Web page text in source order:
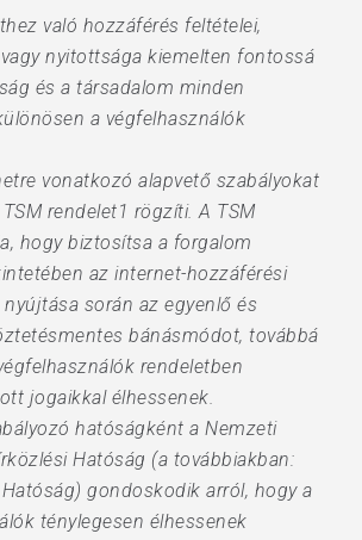
való hozzáférés feltételei,
nyitottsága kiemelten fontossá
és a társadalom minden
a végfelhasználók
vonatkozó alapvető szabályokat
rendelet1 rögzíti. A TSM
hogy biztosítsa a forgalom
az internet-hozzáférési
során az egyenlő és
bánásmódot, továbbá
rendeletben
jogaikkal élhessenek.
hatóságként a Nemzeti
Hatóság (a továbbiakban:
gondoskodik arról, hogy a
ténylegesen élhessenek